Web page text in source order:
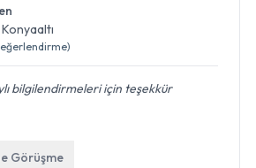
Konyaaltı
bilgilendirmeleri için teşekkür
Görüşme